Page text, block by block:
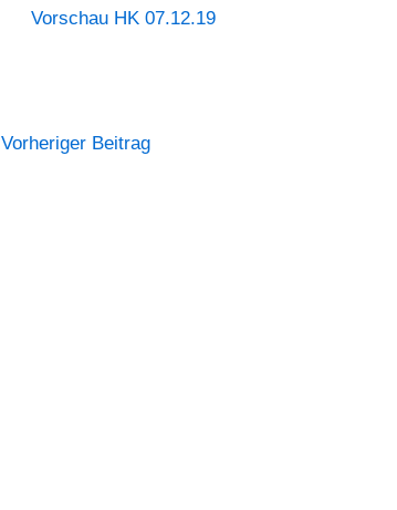
Vorschau HK 07.12.19
Vorheriger Beitrag